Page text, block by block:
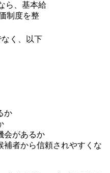
ら、基本給
制度を整
く、以下
か
会があるか
補者から信頼されやすくな